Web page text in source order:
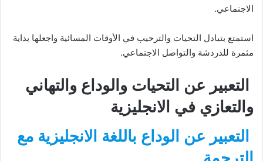
الاجتماعي.
استمتع بتبادل التحيات والترحيب في الأوقات المسائية واجعلها بداية
مثمرة للدردشة والتواصل الاجتماعي.
التعبير عن التحيات والوداع والتهاني
والتعازي في الانجليزية
التعبير عن الوداع باللغة الانجليزية مع